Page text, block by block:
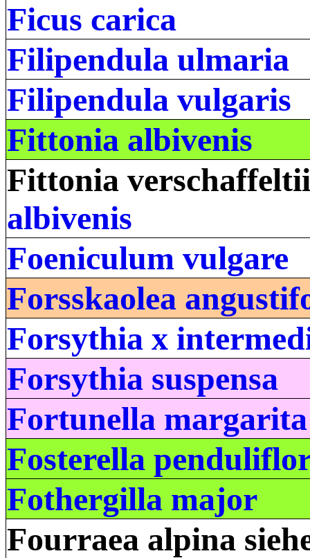
Ficus carica
Filipendula ulmaria
Filipendula vulgaris
Fittonia albivenis
Fittonia
albivenis
Foeniculum vulgare
Forsskaolea
Forsythia x
Forsythia suspensa
Fortunella margarita
Fosterella
Fothergilla major
Fourraea alpina